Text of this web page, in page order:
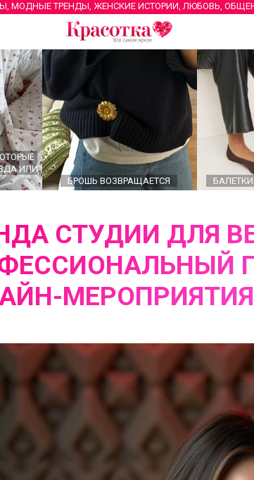
МОДНЫЕ ТРЕНДЫ, ЖЕНСКИЕ ИСТОРИИ, ЛЮБОВЬ,
ИЛИ
БРОШЬ ВОЗВРАЩАЕТСЯ
СТУДИИ ДЛЯ